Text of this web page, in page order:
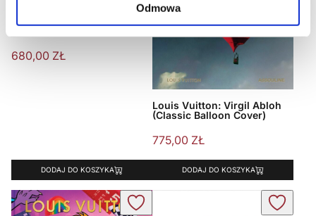
Odmowa
Louis Vuitton: A Perfume
680,00 ZŁ
DODAJ DO KOSZYKA
Louis Vuitton: Virgil Abloh
(Classic Balloon Cover)
775,00 ZŁ
DODAJ DO KOSZYKA